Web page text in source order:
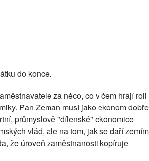
do konce.
za něco, co v čem hrají roli
Pan Zeman musí jako ekonom dobře
průmyslově "dílenské" ekonomice
vlád, ale na tom, jak se daří zemím
že úroveň zaměstnanosti kopíruje